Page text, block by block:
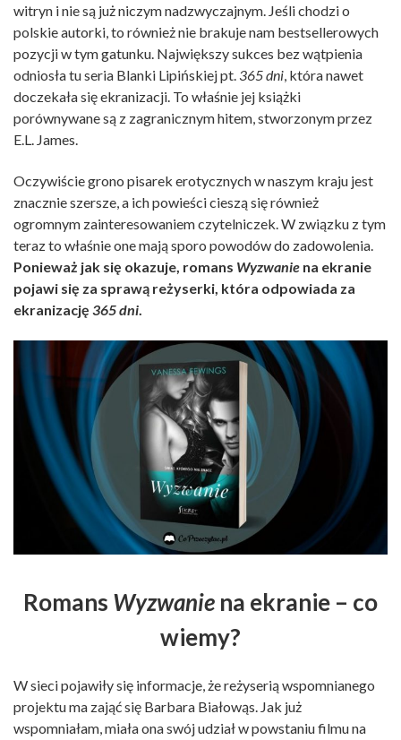
witryn i nie są już niczym nadzwyczajnym. Jeśli chodzi o
polskie autorki, to również nie brakuje nam bestsellerowych
pozycji w tym gatunku. Największy sukces bez wątpienia
odniosła tu seria Blanki Lipińskiej pt. 365 dni, która nawet
doczekała się ekranizacji. To właśnie jej książki
porównywane są z zagranicznym hitem, stworzonym przez
E.L. James.
Oczywiście grono pisarek erotycznych w naszym kraju jest
znacznie szersze, a ich powieści cieszą się również
ogromnym zainteresowaniem czytelniczek. W związku z tym
teraz to właśnie one mają sporo powodów do zadowolenia.
Ponieważ jak się okazuje, romans Wyzwanie na ekranie
pojawi się za sprawą reżyserki, która odpowiada za
ekranizację 365 dni.
Romans Wyzwanie na ekranie – co
wiemy?
W sieci pojawiły się informacje, że reżyserią wspomnianego
projektu ma zająć się Barbara Białowąs. Jak już
wspomniałam, miała ona swój udział w powstaniu filmu na